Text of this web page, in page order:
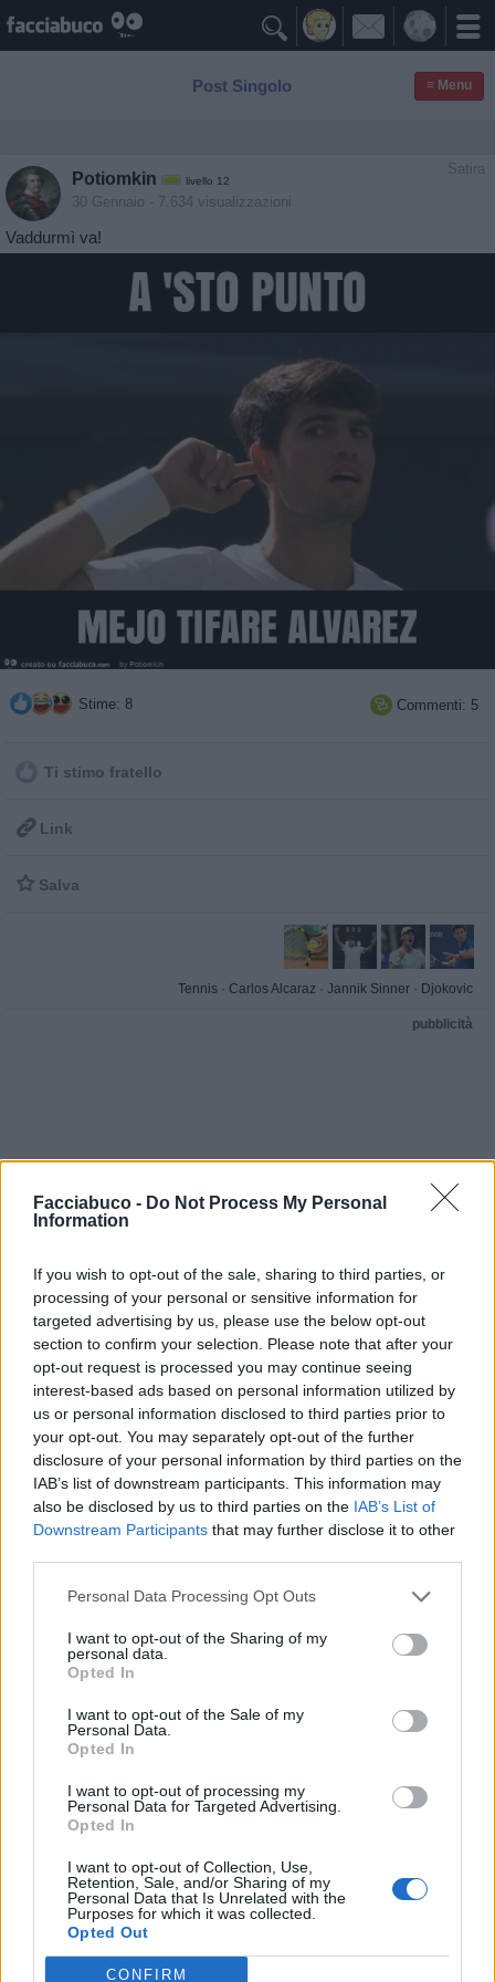
Facciabuco - Do Not Process My Personal
Information
If you wish to opt-out of the sale, sharing to third parties, or
processing of your personal or sensitive information for
targeted advertising by us, please use the below opt-out
section to confirm your selection. Please note that after your
opt-out request is processed you may continue seeing
interest-based ads based on personal information utilized by
us or personal information disclosed to third parties prior to
your opt-out. You may separately opt-out of the further
disclosure of your personal information by third parties on the
IAB’s list of downstream participants. This information may
also be disclosed by us to third parties on the IAB’s List of
Downstream Participants that may further disclose it to other
Personal Data Processing Opt Outs
I want to opt-out of the Sharing of my
personal data.
Opted In
I want to opt-out of the Sale of my
Personal Data.
Opted In
I want to opt-out of processing my
Personal Data for Targeted Advertising.
Opted In
I want to opt-out of Collection, Use,
Retention, Sale, and/or Sharing of my
Personal Data that Is Unrelated with the
Purposes for which it was collected.
Opted Out
CONFIRM

Post Singolo ≡ Menu
Satira
Potiomkin livello 12
30 Gennaio - 7.634 visualizzazioni
Vaddurmì va!
Stime: 8  Commenti: 5
Ti stimo fratello
 Link
 Salva
Tennis · Carlos Alcaraz · Jannik Sinner · Djokovic
pubblicità
1
30 Gennaio alle ore 20:37
·Ti stimo·Rispondi
FarangTao: Sono d'accordo, a me il serbo, seppur
grandissimo campione, è stato sempre sulle palle 😅
30 Gennaio alle ore 20:54